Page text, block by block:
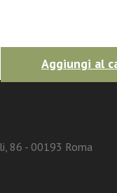
Aggiungi al
86 - 00193 Roma